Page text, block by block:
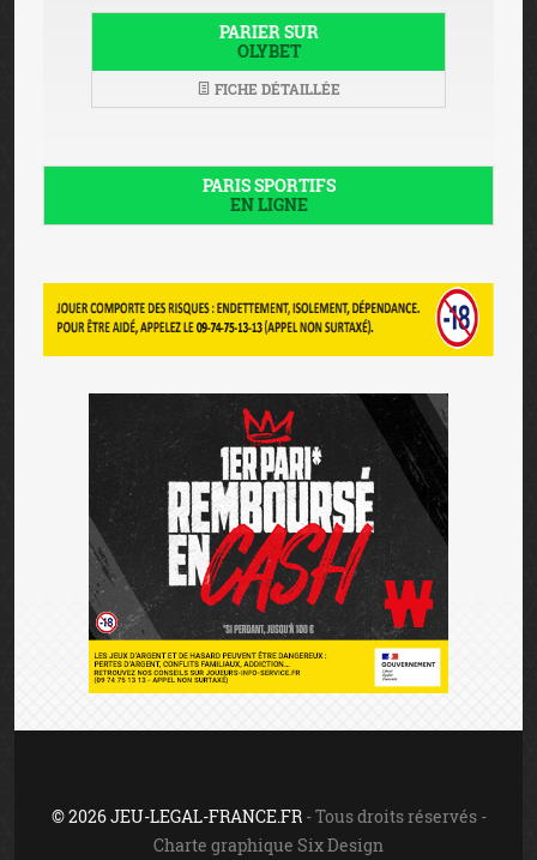
PARIER SUR
OLYBET
FICHE DÉTAILLÉE
PARIS SPORTIFS
EN LIGNE
© 2026 JEU-LEGAL-FRANCE.FR- Tous droits réservés -
Charte graphique Six Design